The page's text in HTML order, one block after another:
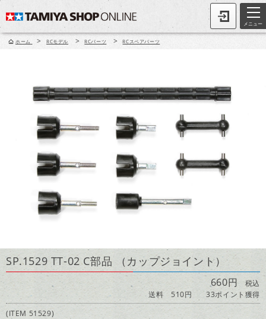
メニュー
ホーム > RCモデル > RCパーツ > RCスペアパーツ
SP.1529 TT-02 C部品 （カップジョイント）
660円 税込
送料 510円
33ポイント獲得
(ITEM 51529)